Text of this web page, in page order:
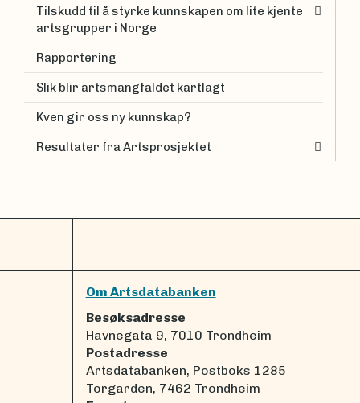
Tilskudd til å styrke kunnskapen om lite kjente
artsgrupper i Norge
Rapportering
Slik blir artsmangfaldet kartlagt
Kven gir oss ny kunnskap?
Resultater fra Artsprosjektet
Om Artsdatabanken
Besøksadresse
Havnegata 9, 7010 Trondheim
Postadresse
Artsdatabanken, Postboks 1285
Torgarden, 7462 Trondheim